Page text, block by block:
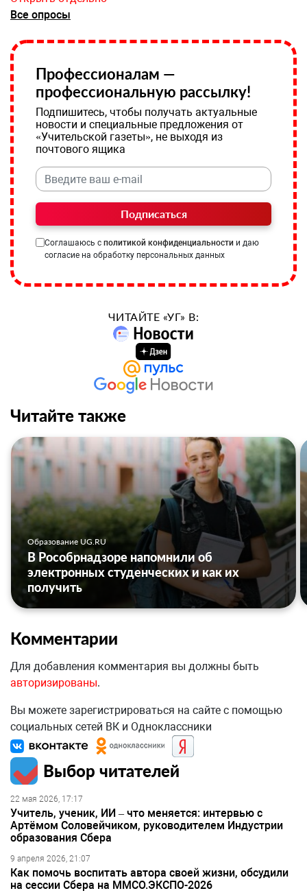
Все опросы
Профессионалам —
профессиональную рассылку!
Подпишитесь, чтобы получать актуальные
новости и специальные предложения от
«Учительской газеты», не выходя из
почтового ящика
Подписаться
Соглашаюсь с политикой конфиденциальности и даю
согласие на обработку персональных данных
ЧИТАЙТЕ «УГ» В:
Читайте также
Образование UG.RU
В Рособрнадзоре напомнили об
электронных студенческих и как их
получить
Комментарии
Для добавления комментария вы должны быть
авторизированы.
Вы можете зарегистрироваться на сайте с помощью
социальных сетей ВК и Одноклассники
Выбор читателей
22 мая 2026, 17:17
Учитель, ученик, ИИ – что меняется: интервью с
Артёмом Соловейчиком, руководителем Индустрии
образования Сбера
9 апреля 2026, 21:07
Как помочь воспитать автора своей жизни, обсудили
на сессии Сбера на ММСО.ЭКСПО-2026